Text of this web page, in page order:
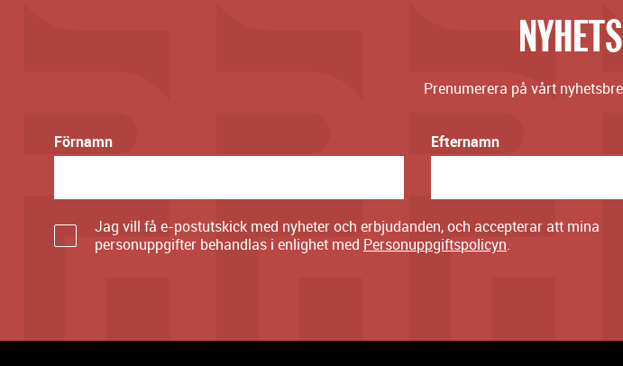
Prenumerera på vårt
Förnamn Efternamn
Jag vill få e-postutskick med nyheter och erbjudanden, och accepterar att mina
personuppgifter behandlas i enlighet med Personuppgiftspolicyn.